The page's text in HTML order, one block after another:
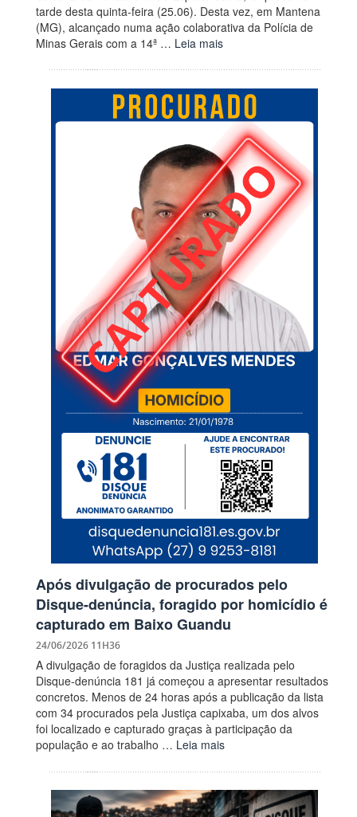
tarde desta quinta-feira (25.06). Desta vez, em Mantena
(MG), alcançado numa ação colaborativa da Polícia de
Minas Gerais com a 14ª … Leia mais
Após divulgação de procurados pelo
Disque-denúncia, foragido por homicídio é
capturado em Baixo Guandu
24/06/2026 11H36
A divulgação de foragidos da Justiça realizada pelo
Disque-denúncia 181 já começou a apresentar resultados
concretos. Menos de 24 horas após a publicação da lista
com 34 procurados pela Justiça capixaba, um dos alvos
foi localizado e capturado graças à participação da
população e ao trabalho … Leia mais